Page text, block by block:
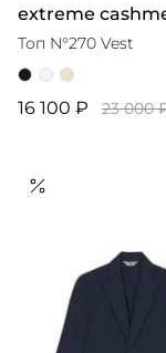
extreme
Топ N°270 Vest
16 100 ₽ 23 000